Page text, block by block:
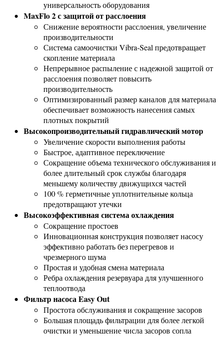
универсальность оборудования
MaxFlo 2 с защитой от расслоения
Снижение вероятности расслоения, увеличение
производительности
Система самоочистки Vibra-Seal предотвращает
скопление материала
Непрерывное распыление с надежной защитой от
расслоения позволяет повысить
производительность
Оптимизированный размер каналов для материала
обеспечивает возможность нанесения самых
плотных покрытий
Высокопроизводительный гидравлический мотор
Увеличение скорости выполнения работы
Быстрое, адаптивное переключение
Сокращение объема технического обслуживания и
более длительный срок службы благодаря
меньшему количеству движущихся частей
100 % герметичные уплотнительные кольца
предотвращают утечки
Высокоэффективная система охлаждения
Сокращение простоев
Инновационная конструкция позволяет насосу
эффективно работать без перегревов и
чрезмерного шума
Простая и удобная смена материала
Ребра охлаждения резервуара для улучшенного
теплоотвода
Фильтр насоса Easy Out
Простота обслуживания и сокращение засоров
Большая площадь фильтрации для более легкой
очистки и уменьшение числа засоров сопла